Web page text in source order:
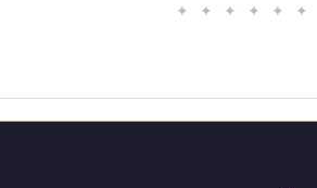
✦ ✦ ✦ ✦ ✦ ✦